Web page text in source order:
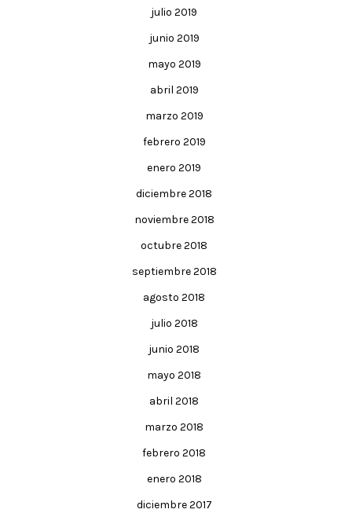
julio 2019
junio 2019
mayo 2019
abril 2019
marzo 2019
febrero 2019
enero 2019
diciembre 2018
noviembre 2018
octubre 2018
septiembre 2018
agosto 2018
julio 2018
junio 2018
mayo 2018
abril 2018
marzo 2018
febrero 2018
enero 2018
diciembre 2017